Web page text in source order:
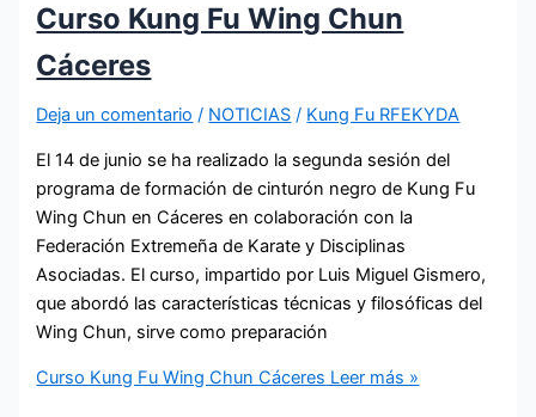
Curso Kung Fu Wing Chun
Cáceres
Deja un comentario / NOTICIAS / Kung Fu RFEKYDA
El 14 de junio se ha realizado la segunda sesión del
programa de formación de cinturón negro de Kung Fu
Wing Chun en Cáceres en colaboración con la
Federación Extremeña de Karate y Disciplinas
Asociadas. El curso, impartido por Luis Miguel Gismero,
que abordó las características técnicas y filosóficas del
Wing Chun, sirve como preparación
Curso Kung Fu Wing Chun Cáceres Leer más »